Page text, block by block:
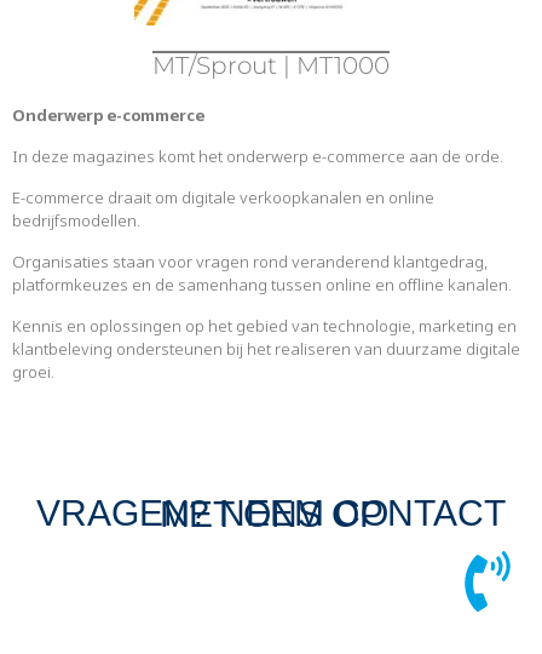
MT/Sprout | MT1000
Onderwerp e-commerce
In deze magazines komt het onderwerp e-commerce aan de orde.
E-commerce draait om digitale verkoopkanalen en online
bedrijfsmodellen.
Organisaties staan voor vragen rond veranderend klantgedrag,
platformkeuzes en de samenhang tussen online en offline kanalen.
Kennis en oplossingen op het gebied van technologie, marketing en
klantbeleving ondersteunen bij het realiseren van duurzame digitale
groei.
VRAGEN? NEEM CONTACT MET ONS OP